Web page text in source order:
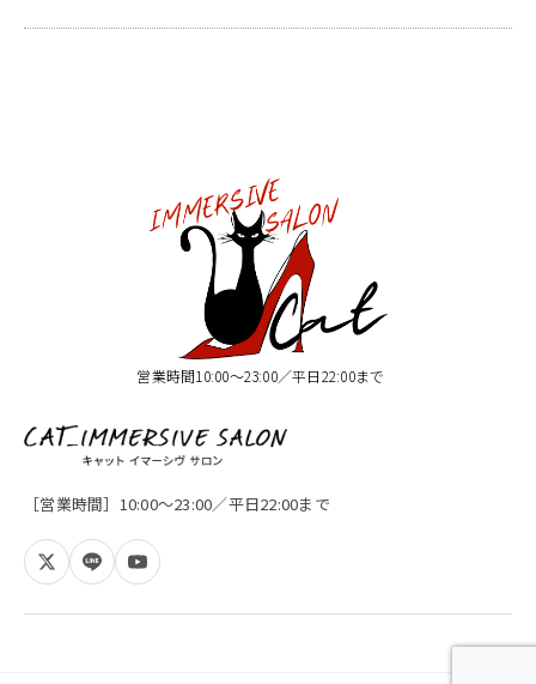
営業時間10:00〜23:00／平日22:00まで
［営業時間］10:00〜23:00／平日22:00まで